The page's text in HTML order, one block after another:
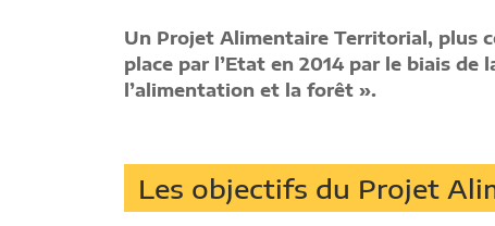
Un Projet Alimentaire Territorial, plus
place par l’Etat en 2014 par le biais de
l’alimentation et la forêt ».
Les objectifs du Projet